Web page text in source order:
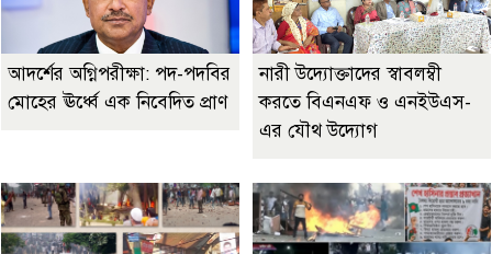
আদর্শের অগ্নিপরীক্ষা: পদ-পদবির
মোহের ঊর্ধ্বে এক নিবেদিত প্রাণ
নারী উদ্যোক্তাদের স্বাবলম্বী
করতে বিএনএফ ও এনইউএস-
এর যৌথ উদ্যোগ